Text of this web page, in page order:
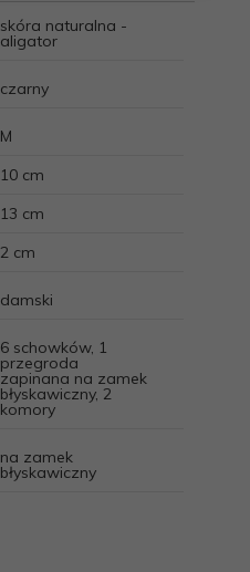
skóra naturalna -
aligator
czarny
M
10 cm
13 cm
2 cm
damski
6 schowków, 1
przegroda
zapinana na zamek
błyskawiczny, 2
komory
na zamek
błyskawiczny